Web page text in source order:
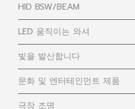
HID BSW/BEAM
LED 움직이는 와셔
빛을 발산합니다
문화 및 엔터테인먼트 제품
극장 조명